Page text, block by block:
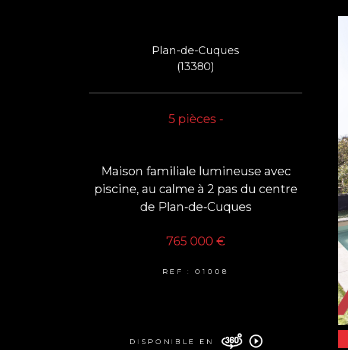
Plan-de-Cuques
(13380)
5 pièces -
Maison familiale lumineuse avec
piscine, au calme à 2 pas du centre
de Plan-de-Cuques
765 000 €
REF : 01008
DISPONIBLE EN